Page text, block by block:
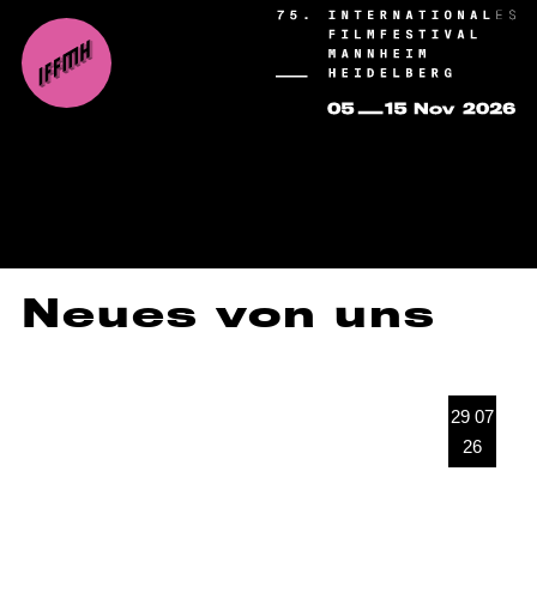
Neues von uns
29 07
26